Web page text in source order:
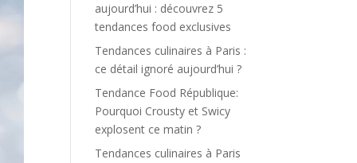
aujourd’hui : découvrez 5
tendances food exclusives
Tendances culinaires à Paris :
ce détail ignoré aujourd’hui ?
Tendance Food République:
Pourquoi Crousty et Swicy
explosent ce matin ?
Tendances culinaires à Paris